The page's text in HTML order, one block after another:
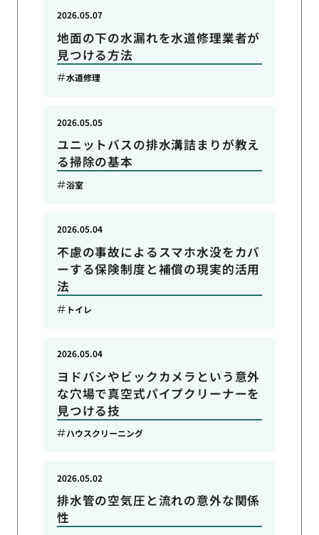
地面の下の水漏れを水道修理業者が
見つける方法
2026.05.07
水道修理
ユニットバスの排水溝詰まりが教え
る掃除の基本
2026.05.05
浴室
不慮の事故によるスマホ水没をカバ
ーする保険制度と補償の現実的活用
法
2026.05.04
トイレ
ヨドバシやビックカメラという意外
な穴場で真空式パイプクリーナーを
見つける技
2026.05.04
ハウスクリーニング
排水管の空気圧と流れの意外な関係
性
2026.05.02